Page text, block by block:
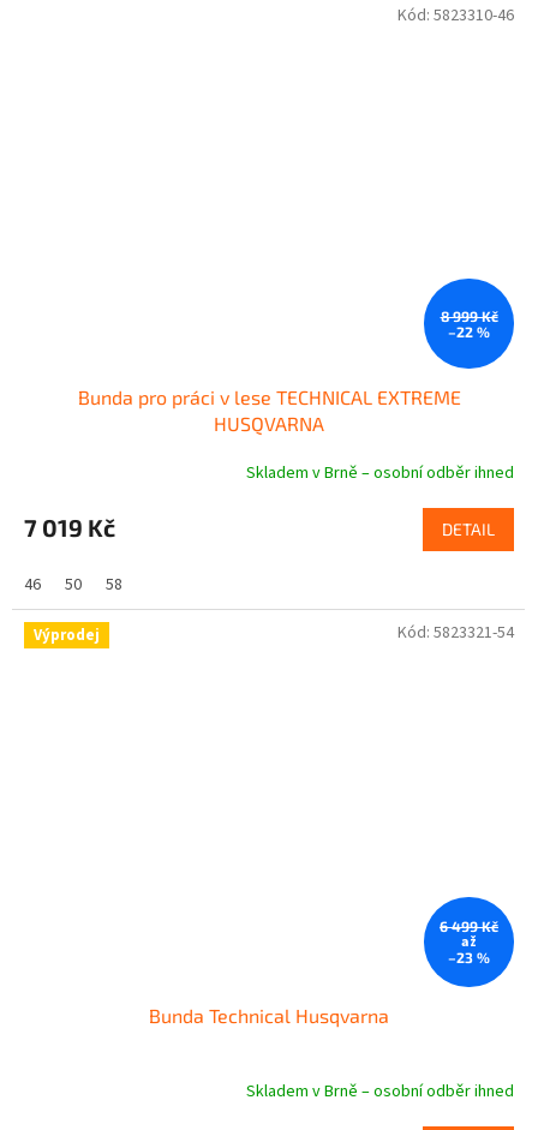
8 999 Kč
–22 %
Bunda pro práci v lese TECHNICAL EXTREME
HUSQVARNA
Skladem v Brně – osobní odběr ihned
7 019 Kč DETAIL
46 50 58
Kód: 5823310-46
Výprodej
6 499 Kč
až
–23 %
Bunda Technical Husqvarna
Skladem v Brně – osobní odběr ihned
Kód: 5823321-54